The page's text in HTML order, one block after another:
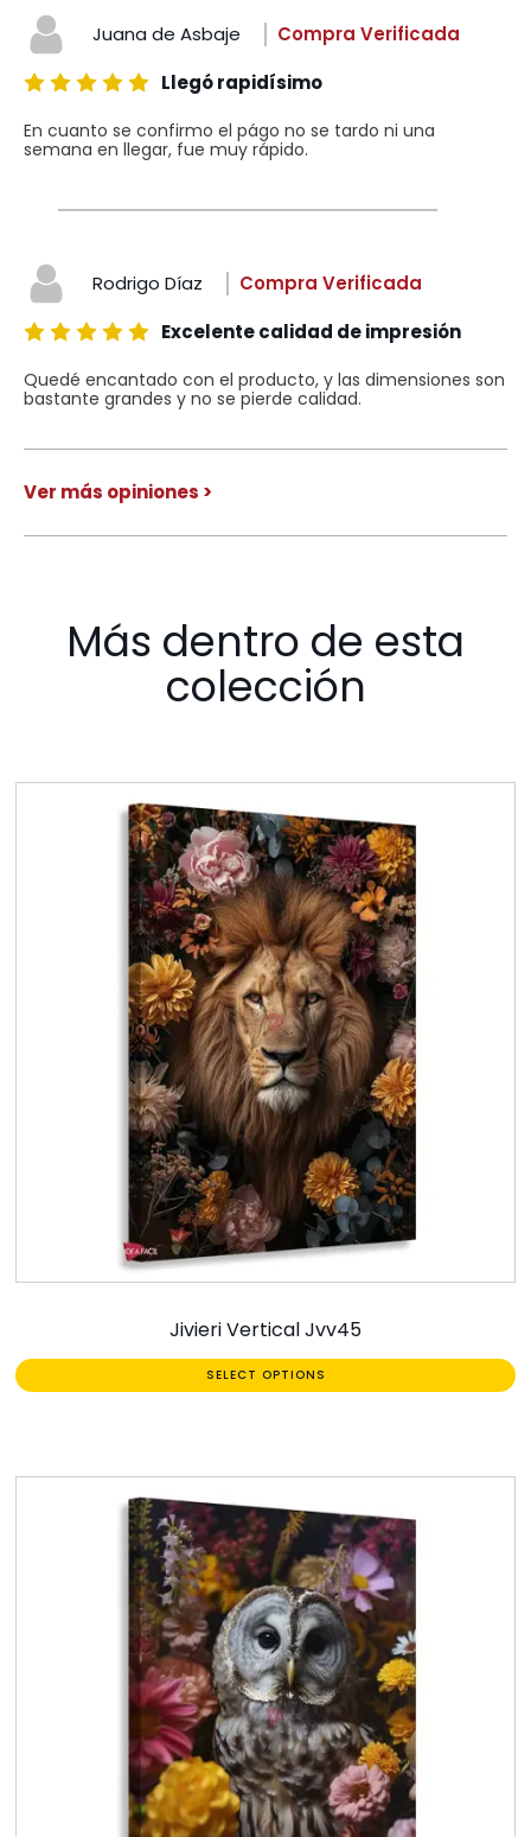
Juana de Asbaje
Compra Verificada
Llegó rapidísimo
En cuanto se confirmo el págo no se tardo ni una
semana en llegar, fue muy rápido.
Rodrigo Díaz
Compra Verificada
Excelente calidad de impresión
Quedé encantado con el producto, y las dimensiones son
bastante grandes y no se pierde calidad.
Ver más opiniones >
Más dentro de esta
colección
Jivieri Vertical Jvv45
SELECT OPTIONS